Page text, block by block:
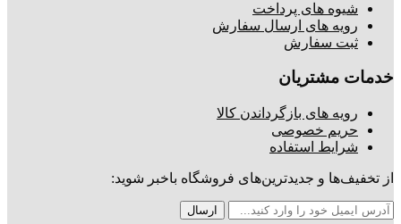
شیوه های پرداخت
رویه های ارسال سفارش
ثبت سفارش
خدمات مشتریان
رویه های بازگرداندن کالا
حریم خصوصی
شرایط استفاده
از تخفیف‌ها و جدیدترین‌های فروشگاه باخبر شوید: